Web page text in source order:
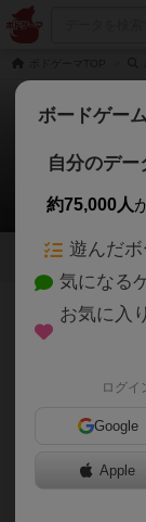
2
『スイッチバッ
このゲームのトップ
が近いボードゲーム
ボードゲー
自分のデー
約75,000人
遊んだ
気になる
お気に入
ログイ
Google
Apple